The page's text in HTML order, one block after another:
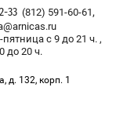
33 (812) 591-60-61,
с 9 до 21 ч. ,
до 20 ч.
д. 132, корп. 1